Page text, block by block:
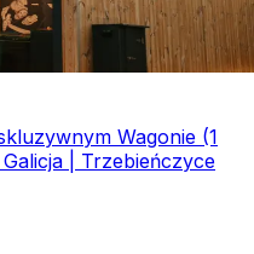
Wagonie (1
| Trzebieńczyce